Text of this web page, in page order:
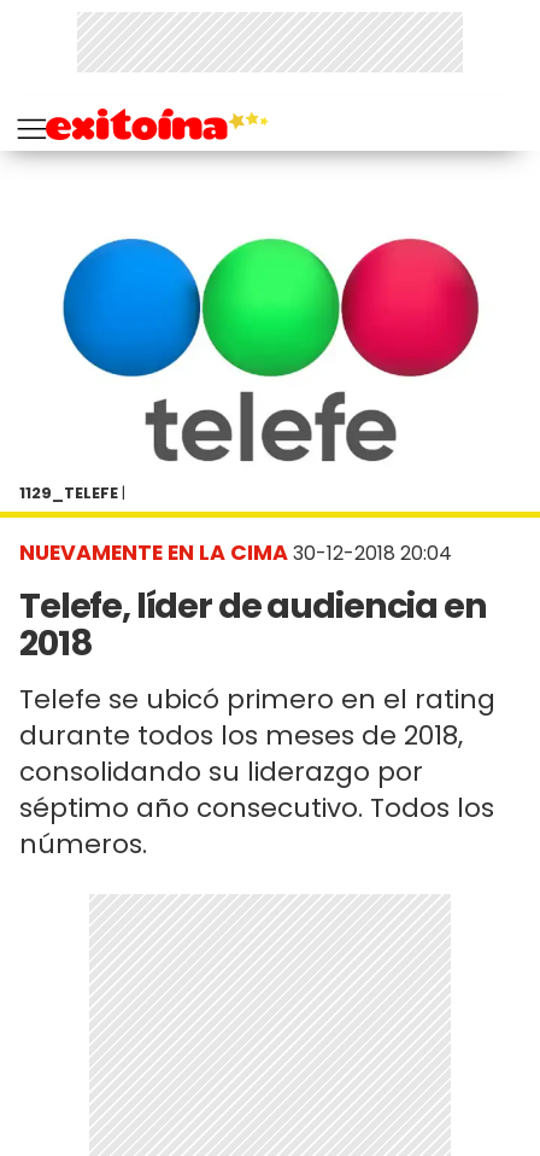
NUEVAMENTE EN LA CIMA30-12-2018 20:04
Telefe, líder de audiencia en
2018
Telefe se ubicó primero en el rating
durante todos los meses de 2018,
consolidando su liderazgo por
séptimo año consecutivo. Todos los
números.
1129_TELEFE |